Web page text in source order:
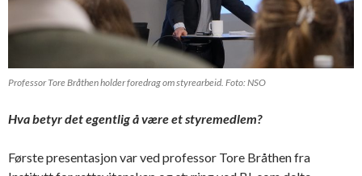
Professor Tore Bråthen holder foredrag om styrearbeid. Foto: NSO
Hva betyr det egentlig å være et styremedlem?
Første presentasjon var ved professor Tore Bråthen fra